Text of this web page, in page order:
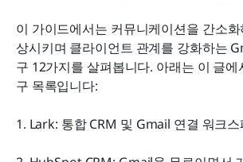
이 가이드에서는 커뮤니케이션을 간소
상시키며 클라이언트 관계를 강화하는
구 12가지를 살펴봅니다. 아래는 이 글
구 목록입니다:
1. Lark: 통합 CRM 및 Gmail 연결 워크
관련 읽기